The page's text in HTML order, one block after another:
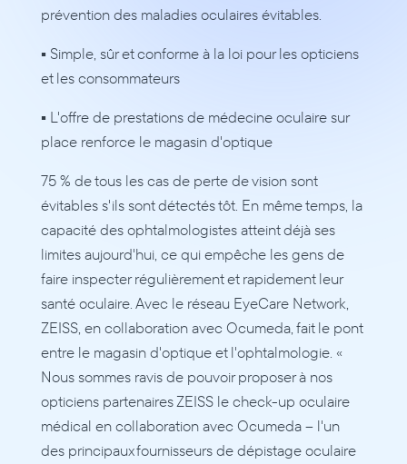
prévention des maladies oculaires évitables.
▪ Simple, sûr et conforme à la loi pour les opticiens
et les consommateurs
▪ L'offre de prestations de médecine oculaire sur
place renforce le magasin d'optique
75 % de tous les cas de perte de vision sont
évitables s'ils sont détectés tôt. En même temps, la
capacité des ophtalmologistes atteint déjà ses
limites aujourd'hui, ce qui empêche les gens de
faire inspecter régulièrement et rapidement leur
santé oculaire. Avec le réseau EyeCare Network,
ZEISS, en collaboration avec Ocumeda, fait le pont
entre le magasin d'optique et l'ophtalmologie. «
Nous sommes ravis de pouvoir proposer à nos
opticiens partenaires ZEISS le check-up oculaire
médical en collaboration avec Ocumeda – l'un
des principaux fournisseurs de dépistage oculaire